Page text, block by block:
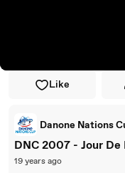
Like
Danone Nations
DNC 2007 - Jour
19 years ago